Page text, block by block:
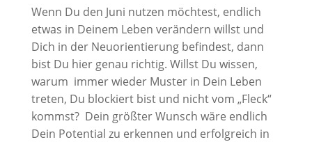
Wenn Du den Juni nutzen möchtest, endlich
etwas in Deinem Leben verändern willst und
Dich in der Neuorientierung befindest, dann
bist Du hier genau richtig. Willst Du wissen,
warum immer wieder Muster in Dein Leben
treten, Du blockiert bist und nicht vom „Fleck“
kommst? Dein größter Wunsch wäre endlich
Dein Potential zu erkennen und erfolgreich in